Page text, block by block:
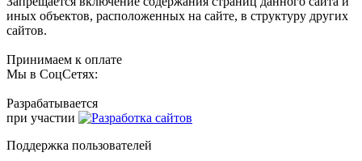
иных объектов, расположенных на сайте, в структуру других
сайтов.
Принимаем к оплате
Мы в СоцСетях:
Разрабатывается
при участии
Поддержка пользователей